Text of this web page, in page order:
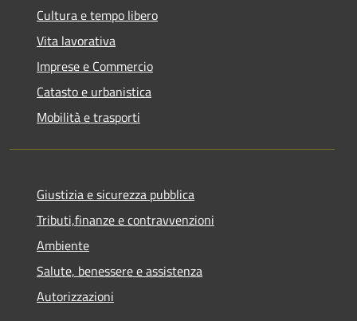
Cultura e tempo libero
Vita lavorativa
Imprese e Commercio
Catasto e urbanistica
Mobilità e trasporti
Giustizia e sicurezza pubblica
Tributi,finanze e contravvenzioni
Ambiente
Salute, benessere e assistenza
Autorizzazioni